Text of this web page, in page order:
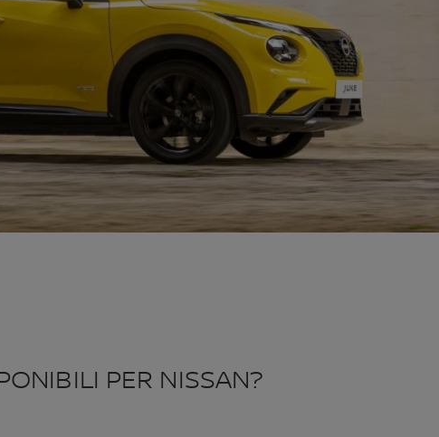
PER NISSAN?